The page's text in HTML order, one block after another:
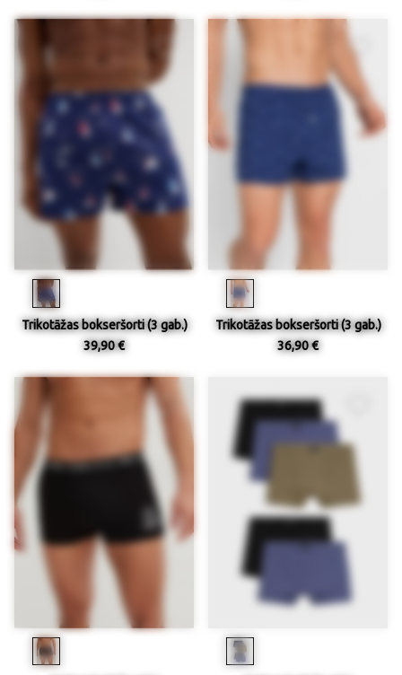
Trikotāžas bokseršorti (3 gab.)
39,90 €
Trikotāžas bokseršorti (3 gab.)
36,90 €